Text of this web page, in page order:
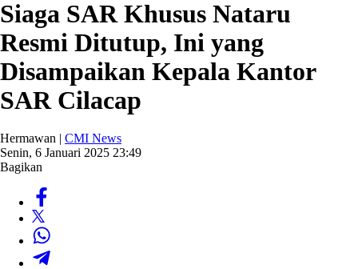
Siaga SAR Khusus Nataru
Resmi Ditutup, Ini yang
Disampaikan Kepala Kantor
SAR Cilacap
Hermawan | CMI News
Senin, 6 Januari 2025 23:49
Bagikan